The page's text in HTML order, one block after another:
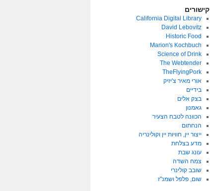
קישורים
California Digital Library
David Lebovitz
Historic Food
Marion's Kochbuch
Science of Drink
The Webtender
TheFlyingPork
אורי מאיר צ'יזיק
בידיים
בצק אלים
גאמנון
הכוונה לטבח הצעיר
הנחתום
ייצור יין, חוויות יין וקולינריה
מדע בצלחת
עונג שבת
צמח השדה
שובב קולינרי
שום, פלפל ושמנ"ז